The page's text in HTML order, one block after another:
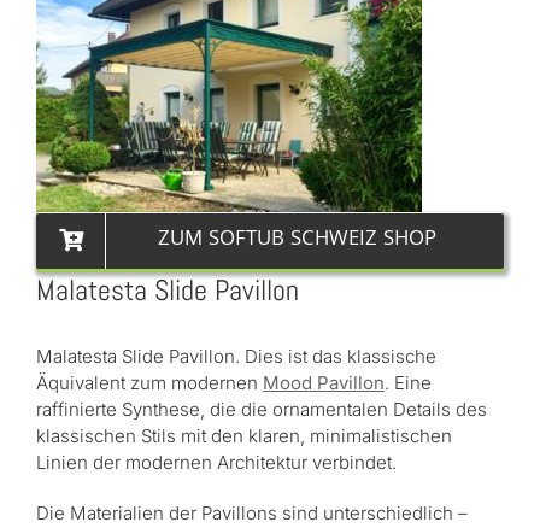
ZUM SOFTUB SCHWEIZ SHOP
Malatesta Slide Pavillon
Malatesta Slide Pavillon. Dies ist das klassische
Äquivalent zum modernen Mood Pavillon. Eine
raffinierte Synthese, die die ornamentalen Details des
klassischen Stils mit den klaren, minimalistischen
Linien der modernen Architektur verbindet.
Die Materialien der Pavillons sind unterschiedlich –